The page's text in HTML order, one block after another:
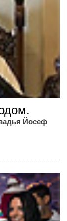
Йосеф